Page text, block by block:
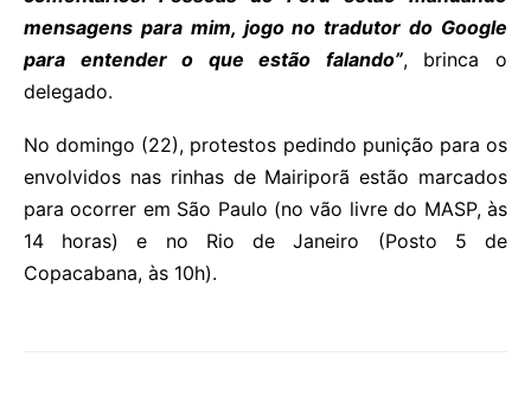
mensagens para mim, jogo no tradutor do Google
para entender o que estão falando”, brinca o
delegado.
No domingo (22), protestos pedindo punição para os
envolvidos nas rinhas de Mairiporã estão marcados
para ocorrer em São Paulo (no vão livre do MASP, às
14 horas) e no Rio de Janeiro (Posto 5 de
Copacabana, às 10h).